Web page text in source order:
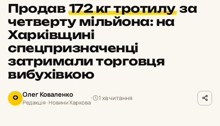
Продав 172 кг тротилуза
четверту мільйона: на
Харківщині
спецпризначенці
затримали торговця
вибухівкою
О Олег Коваленко
Редакція · Новини Харкова
1 хв читання